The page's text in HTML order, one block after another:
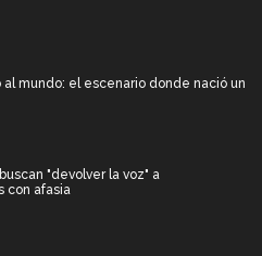
al mundo: el escenario donde nació un
"devolver la voz" a
con afasia